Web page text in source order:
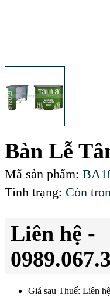
Bàn Lễ
Mã sản phẩm:
Tình trạng: Còn
Liên hệ -
Giá sau Thuế: Liên